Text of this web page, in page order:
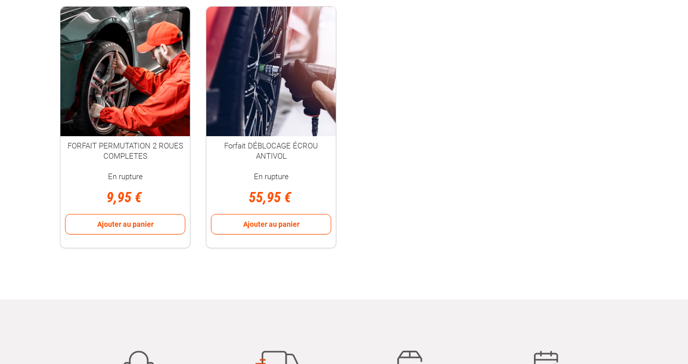
FORFAIT PERMUTATION 2 ROUES
COMPLETES
En rupture
9,95 €
Ajouter au panier
Forfait DÉBLOCAGE ÉCROU
ANTIVOL
En rupture
55,95 €
Ajouter au panier